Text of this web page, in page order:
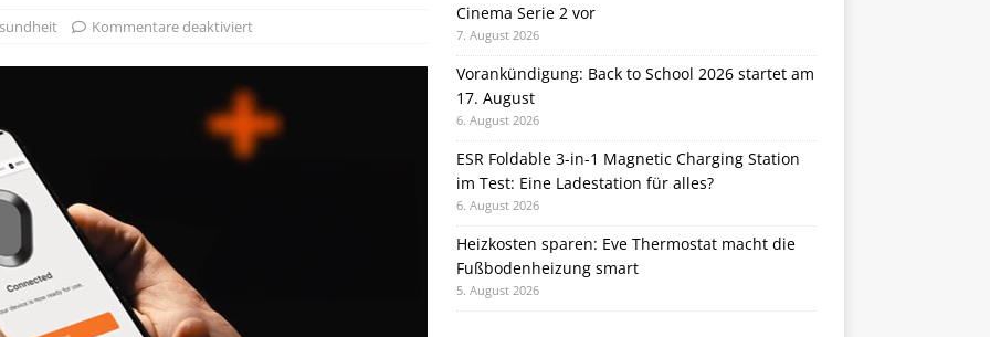
für Studium und Schule: Comspot startet Back-to-School-
Kommentare deaktiviert
Cinema Serie 2 vor
7. August 2026
Vorankündigung: Back to School 2026 startet am
17. August
6. August 2026
ESR Foldable 3-in-1 Magnetic Charging Station
im Test: Eine Ladestation für alles?
6. August 2026
Heizkosten sparen: Eve Thermostat macht die
Fußbodenheizung smart
5. August 2026